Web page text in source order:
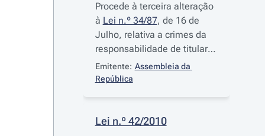
Procede à terceira alteração
à Lei n.º 34/87, de 16 de
Julho, relativa a crimes da
responsabilidade de titulares
de cargos políticos
Emitente: Assembleia da
República
Lei n.º 42/2010